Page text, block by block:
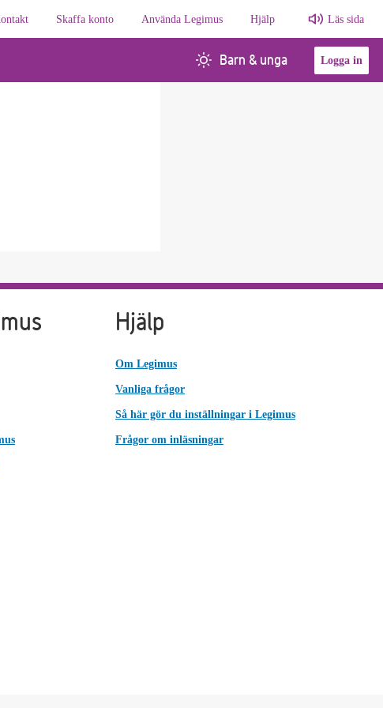
Skaffa konto Använda Legimus Hjälp Läs sida
Barn & unga Logga in
Hjälp
Om Legimus
Vanliga frågor
Så här gör du inställningar i Legimus
Frågor om inläsningar